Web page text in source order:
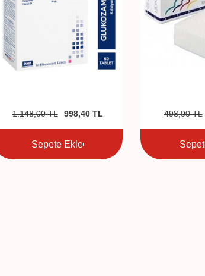
1.148,00TL 998,40TL
Sepete Ekle
498,00TL